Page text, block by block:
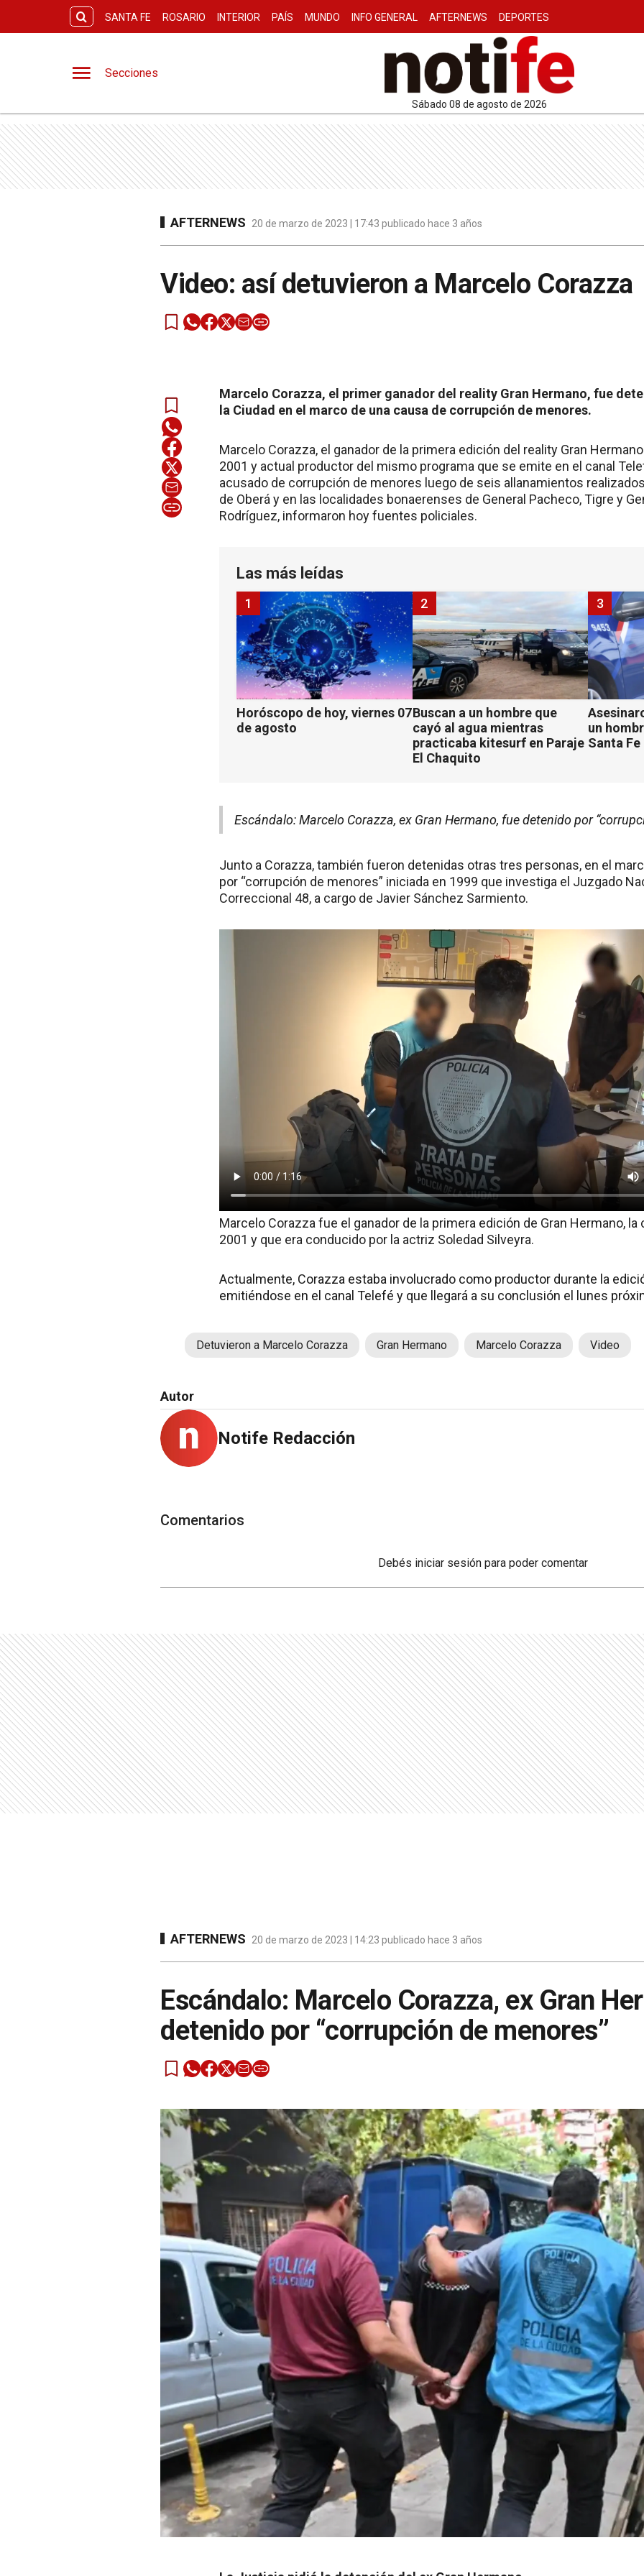
SANTA FE ROSARIO INTERIOR PAÍS MUNDO INFO GENERAL AFTERNEWS DEPORTES
Secciones
sábado 08 de agosto de 2026
AFTERNEWS 20 de marzo de 2023 | 17:43 publicado hace 3 años
Video: así detuvieron a Marcelo Corazza
Marcelo Corazza, el primer ganador del reality Gran Hermano, fue
la Ciudad en el marco de una causa de corrupción de menores.
Marcelo Corazza, el ganador de la primera edición del reality Gran
2001 y actual productor del mismo programa que se emite en el canal
acusado de corrupción de menores luego de seis allanamientos
de Oberá y en las localidades bonaerenses de General Pacheco, Tigre y
Rodríguez, informaron hoy fuentes policiales.
Las más leídas
Horóscopo de hoy, viernes 07
de agosto
1
Buscan a un hombre que
cayó al agua mientras
practicaba kitesurf en Paraje
El Chaquito
2
un
Santa Fe
3
Escándalo: Marcelo Corazza, ex Gran Hermano, fue detenido por
Junto a Corazza, también fueron detenidas otras tres personas, en el
por “corrupción de menores” iniciada en 1999 que investiga el Juzgado
Correccional 48, a cargo de Javier Sánchez Sarmiento.
Marcelo Corazza fue el ganador de la primera edición de Gran Hermano, la
2001 y que era conducido por la actriz Soledad Silveyra.
Actualmente, Corazza estaba involucrado como productor durante la
emitiéndose en el canal Telefé y que llegará a su conclusión el lunes
Detuvieron a Marcelo Corazza Gran Hermano Marcelo Corazza Video
Autor
Notife Redacción
Comentarios
Debés iniciar sesión para poder comentar
AFTERNEWS 20 de marzo de 2023 | 14:23 publicado hace 3 años
Escándalo: Marcelo Corazza, ex Gran
detenido por “corrupción de menores”